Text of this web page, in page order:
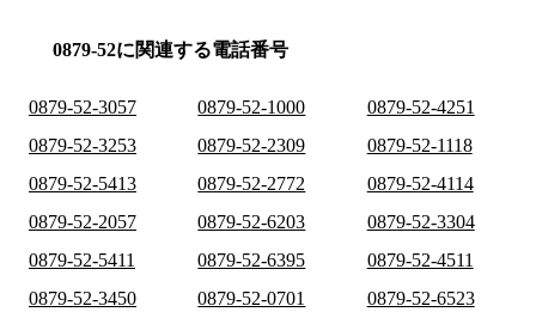
0879-52に関連する電話番号
0879-52-3057 0879-52-1000
0879-52-4251
0879-52-3253
0879-52-2309
0879-52-1118
0879-52-5413
0879-52-2772
0879-52-4114
0879-52-2057
0879-52-6203
0879-52-3304
0879-52-5411
0879-52-6395
0879-52-4511
0879-52-3450
0879-52-0701
0879-52-6523